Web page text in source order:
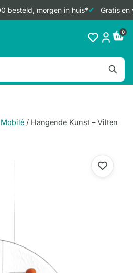
besteld, morgen in huis* Gratis en
0
Mobilé / Hangende Kunst – Vilten